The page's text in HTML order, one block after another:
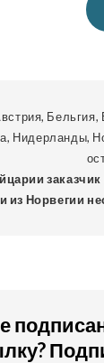
Бельгия,
Нидерланды,
из Норвегии